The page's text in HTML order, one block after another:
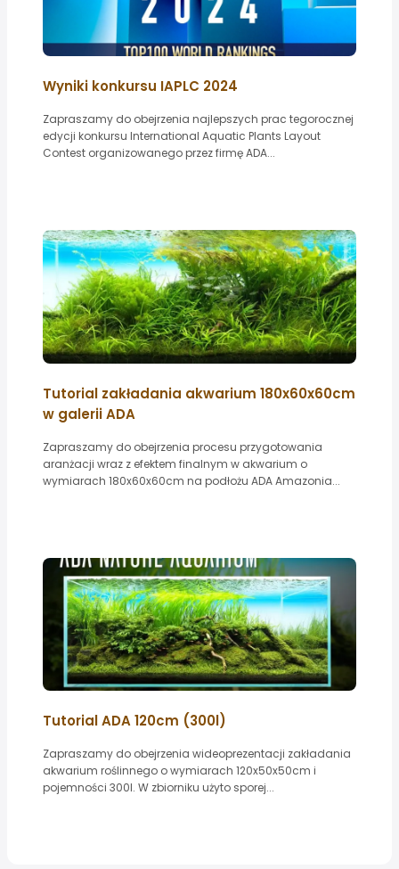
Wyniki konkursu IAPLC 2024
Zapraszamy do obejrzenia najlepszych prac tegorocznej
edycji konkursu International Aquatic Plants Layout
Contest organizowanego przez firmę ADA...
Tutorial zakładania akwarium 180x60x60cm
w galerii ADA
Zapraszamy do obejrzenia procesu przygotowania
aranżacji wraz z efektem finalnym w akwarium o
wymiarach 180x60x60cm na podłożu ADA Amazonia...
Tutorial ADA 120cm (300l)
Zapraszamy do obejrzenia wideoprezentacji zakładania
akwarium roślinnego o wymiarach 120x50x50cm i
pojemności 300l. W zbiorniku użyto sporej...